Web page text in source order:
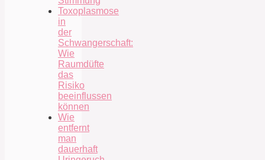
Toxoplasmose
in
der
Schwangerschaft:
Wie
Raumdüfte
das
Risiko
beeinflussen
können
Wie
entfernt
man
dauerhaft